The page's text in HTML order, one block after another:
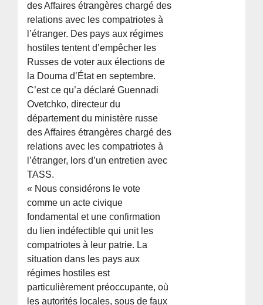
des Affaires étrangères chargé des
relations avec les compatriotes à
l’étranger. Des pays aux régimes
hostiles tentent d’empêcher les
Russes de voter aux élections de
la Douma d’État en septembre.
C’est ce qu’a déclaré Guennadi
Ovetchko, directeur du
département du ministère russe
des Affaires étrangères chargé des
relations avec les compatriotes à
l’étranger, lors d’un entretien avec
TASS.
« Nous considérons le vote
comme un acte civique
fondamental et une confirmation
du lien indéfectible qui unit les
compatriotes à leur patrie. La
situation dans les pays aux
régimes hostiles est
particulièrement préoccupante, où
les autorités locales, sous de faux